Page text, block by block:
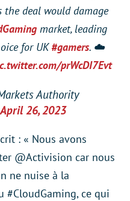
the deal would damage
market, leading
for UK#gamers. ☁️
prWcDI7Evt
Authority
April 26, 2023
: « Nous avons
@Activision car nous
ne nuise à la
#CloudGaming, ce qui